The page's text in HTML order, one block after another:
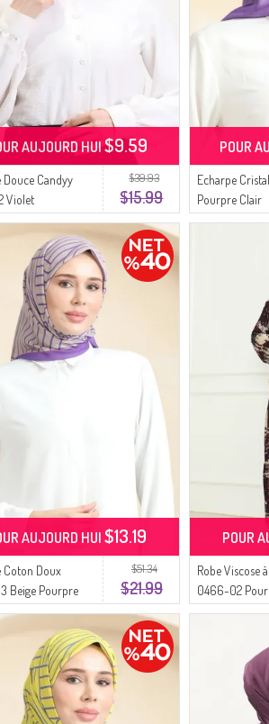
$39.93
$15.99
Douce Candyy
Violet
AUJOURD HUI $9.59
Echarpe
Pourpre Clair
POUR
$51.34
$21.99
Coton Doux
Beige Pourpre
AUJOURD HUI$13.19
Robe Viscose
0466-02
POUR